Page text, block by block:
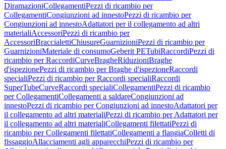
DiramazioniCollegamentiPezzi di ricambio per
CollegamentiCongiunzioni ad innestoPezzi di ricambio per
Congiunzioni ad innestoAdattatori per il collegamento ad altri
materialiAccessoriPezzi di ricambio per
AccessoriBraccialettiChiusureGuarnizioniPezzi di ricambio per
GuarnizioniMateriale di consumoGeberit PETubiRaccordiPezzi di
ricambio per RaccordiCurveBragheRiduzioniBraghe
d'ispezionePezzi di ricambio per Braghe d'ispezioneRaccordi
specialiPezzi di ricambio per Raccordi specialiRaccordi
SuperTubeCurveRaccordi specialiCollegamentiPezzi di ricambio
per CollegamentiCollegamenti a saldareCongiunzioni ad
innestoPezzi di ricambio per Congiunzioni ad innestoAdattatori per
il collegamento ad altri materialiPezzi di ricambio per Adattatori per
il collegamento ad altri materialiCollegamenti filettatiPezzi di
ricambio per Collegamenti filettatiCollegamenti a flangiaColletti di
fissaggioAllacciamenti agli apparecchiPezzi di ricambio per